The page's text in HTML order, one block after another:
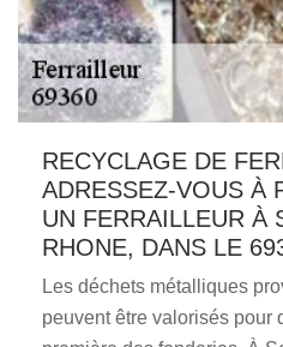
RECYCLAGE DE
ADRESSEZ-VOUS À
UN FERRAILLEUR À
RHONE, DANS LE
Les déchets métalliques
peuvent être valorisés pour